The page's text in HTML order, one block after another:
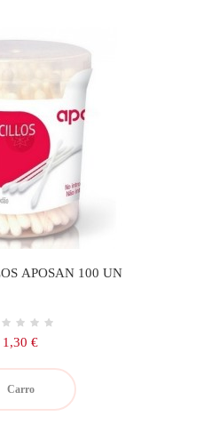
APOSAN 100 UN
Precio
1,30 €
Carro